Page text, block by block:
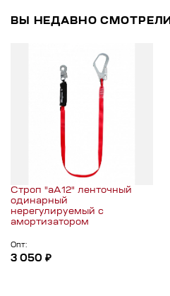
ВЫ НЕДАВНО СМОТРЕЛИ
Строп "аА12" ленточный
одинарный
нерегулируемый с
амортизатором
Опт:
3 050 ₽